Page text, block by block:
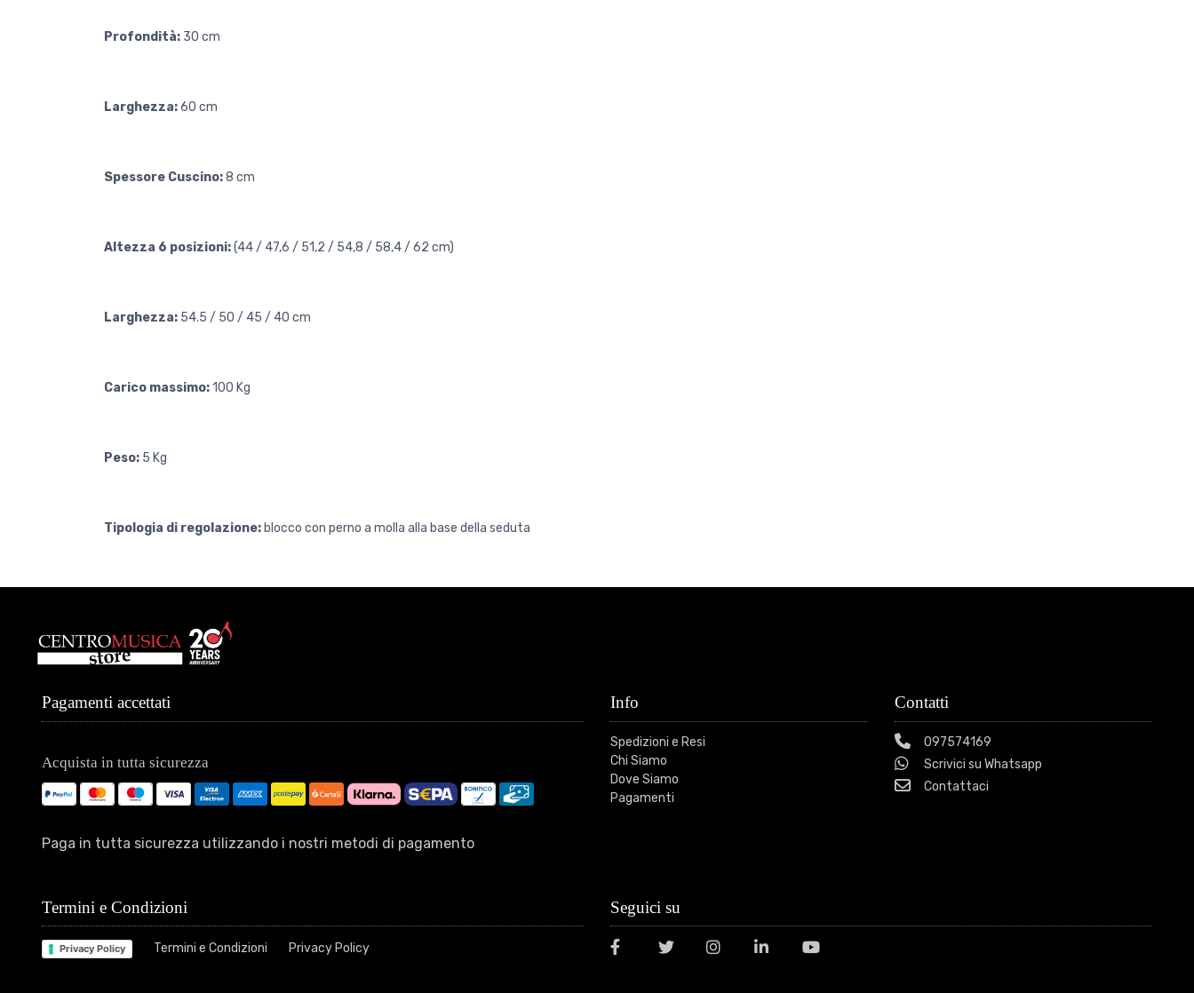
Profondità: 30 cm
Larghezza:60 cm
Spessore Cuscino:8 cm
Altezza 6 posizioni:(44 / 47,6 / 51,2 / 54,8 / 58,4 / 62 cm)
Larghezza: 54.5 / 50 / 45 / 40 cm
Carico massimo:100 Kg
Peso: 5 Kg
Tipologia di regolazione: blocco con perno a molla alla base della seduta
Pagamenti accettati
Acquista in tutta sicurezza
Paga in tutta sicurezza utilizzando i nostri metodi di pagamento
Info
Spedizioni e Resi
Chi Siamo
Dove Siamo
Pagamenti
Contatti
097574169
Scrivici su Whatsapp
Contattaci
Termini e Condizioni
Privacy Policy Termini e Condizioni Privacy Policy
Seguici su